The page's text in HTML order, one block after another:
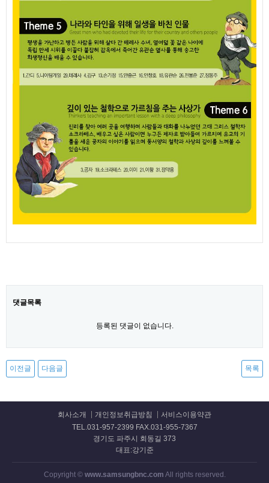
댓글목록
등록된 댓글이 없습니다.
이전글 다음글 목록
회사소개 개인정보취급방침
서비스이용약관
TEL.031-957-2399 FAX.031-955-7367
경기도 파주시 회동길 373
대표:강기준
Copyright © www.samsungbnc.com All rights reserved.